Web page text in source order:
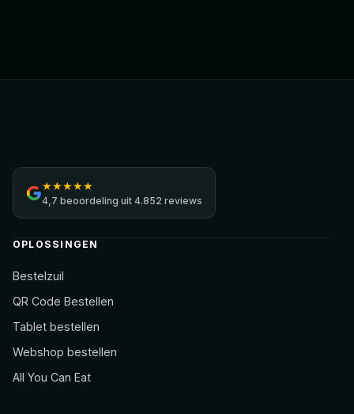
★★★★★
4,7 beoordeling uit 4.852 reviews
OPLOSSINGEN
Bestelzuil
QR Code Bestellen
Tablet bestellen
Webshop bestellen
All You Can Eat